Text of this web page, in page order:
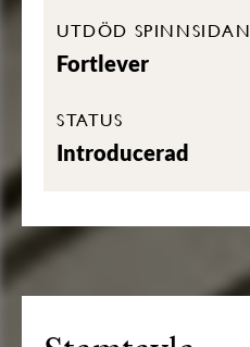
UTDÖD SPINNSIDAN
Fortlever
STATUS
Introducerad